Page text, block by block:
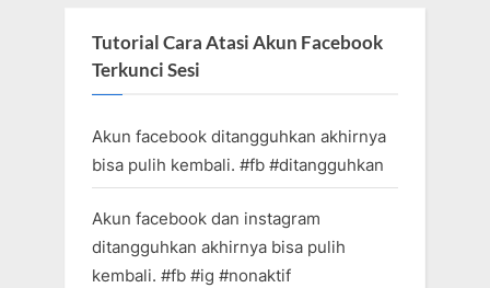
Tutorial Cara Atasi Akun Facebook
Terkunci Sesi
Akun facebook ditangguhkan akhirnya
bisa pulih kembali. #fb #ditangguhkan
Akun facebook dan instagram
ditangguhkan akhirnya bisa pulih
kembali. #fb #ig #nonaktif